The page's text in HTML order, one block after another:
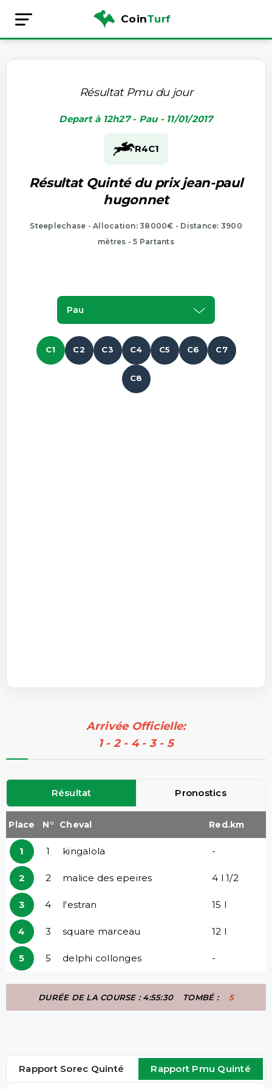
CoinTurf
Résultat Pmu du jour
Depart à 12h27 - Pau - 11/01/2017
R4C1
Résultat Quinté du prix jean-paul
hugonnet
Steeplechase - Allocation: 38000€ - Distance: 3900
mètres - 5 Partants
Pau
C1 C2 C3 C4 C5 C6 C7
C8
Arrivée Officielle:
1 - 2 - 4 - 3 - 5
Résultat Pronostics
Place N° Cheval Red.km
1 1 kingalola -
2 2 malice des epeires 4 l 1/2
3 4 l'estran 15 l
4 3 square marceau 12 l
5 5 delphi collonges -
DURÉE DE LA COURSE : 4:55:30 TOMBÉ : 5
Rapport Sorec Quinté Rapport Pmu Quinté